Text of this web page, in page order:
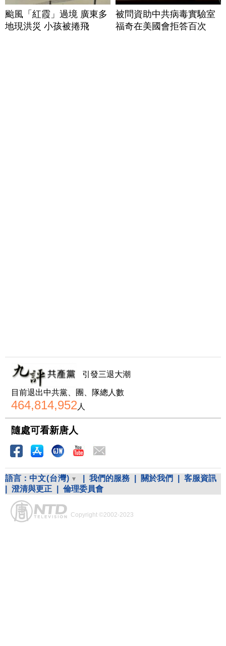
颱風「紅霞」過境 廣東多
地現洪災 小孩被捲飛
被問資助中共病毒實驗室
福奇在美國會拒答百次
引發三退大潮
目前退出中共黨、團、隊總人數
464,814,952 人
隨處可看新唐人
語言： 中文(台灣) 我們的服務 關於我們
客服資訊
澄清與更正 倫理委員會
Copyright ©2002-2023